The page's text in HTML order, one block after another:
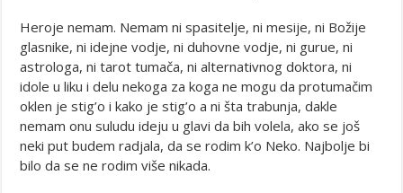
Heroje nemam. Nemam ni spasitelje, ni mesije, ni Božije
glasnike, ni idejne vodje, ni duhovne vodje, ni gurue, ni
astrologa, ni tarot tumača, ni alternativnog doktora, ni
idole u liku i delu nekoga za koga ne mogu da protumačim
oklen je stig’o i kako je stig’o a ni šta trabunja, dakle
nemam onu suludu ideju u glavi da bih volela, ako se još
neki put budem radjala, da se rodim k’o Neko. Najbolje bi
bilo da se ne rodim više nikada.